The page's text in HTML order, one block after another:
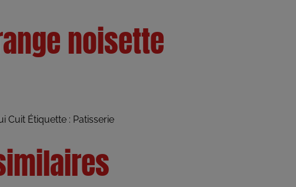
noisette
Cuit Étiquette : Patisserie